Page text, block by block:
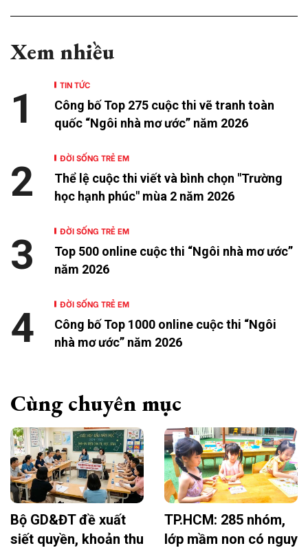
Xem nhiều
TIN TỨC
Công bố Top 275 cuộc thi vẽ tranh toàn
quốc “Ngôi nhà mơ ước” năm 2026
1
ĐỜI SỐNG TRẺ EM
Thể lệ cuộc thi viết và bình chọn "Trường
học hạnh phúc" mùa 2 năm 2026
2
ĐỜI SỐNG TRẺ EM
Top 500 online cuộc thi “Ngôi nhà mơ ước”
năm 2026
3
ĐỜI SỐNG TRẺ EM
Công bố Top 1000 online cuộc thi “Ngôi
nhà mơ ước” năm 2026
4
Cùng chuyên mục
Bộ GD&ĐT đề xuất
siết quyền, khoản thu
TP.HCM: 285 nhóm,
lớp mầm non có nguy